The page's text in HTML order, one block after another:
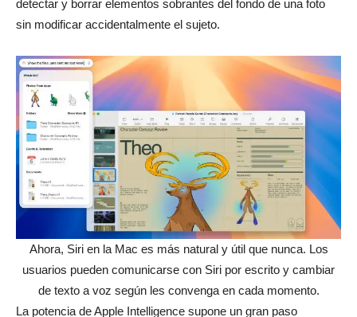
detectar y borrar elementos sobrantes del fondo de una foto
sin modificar accidentalmente el sujeto.
Ahora, Siri en la Mac es más natural y útil que nunca. Los
usuarios pueden comunicarse con Siri por escrito y cambiar
de texto a voz según les convenga en cada momento.
La potencia de Apple Intelligence supone un gran paso